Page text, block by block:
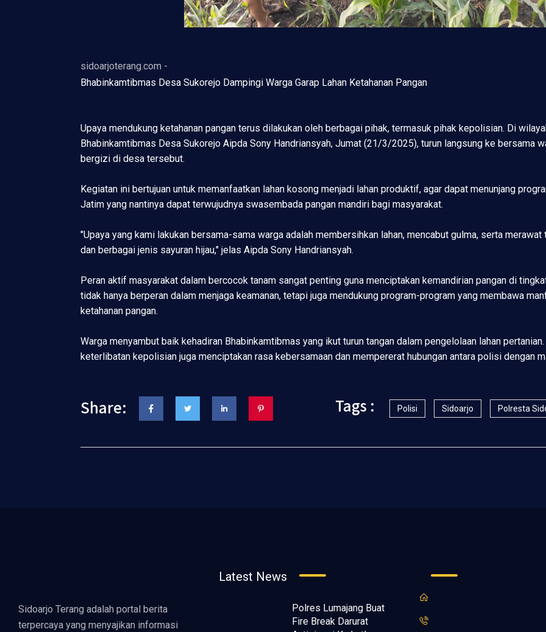
sidoarjoterang.com -
Bhabinkamtibmas Desa Sukorejo Dampingi Warga Garap Lahan Ketahanan Pangan
Upaya mendukung ketahanan pangan terus dilakukan oleh berbagai pihak, termasuk pihak kepolisian. Di
Bhabinkamtibmas Desa Sukorejo Aipda Sony Handriansyah, Jumat (21/3/2025), turun langsung ke bersama
bergizi di desa tersebut.
Kegiatan ini bertujuan untuk memanfaatkan lahan kosong menjadi lahan produktif, agar dapat menunjang
Jatim yang nantinya dapat terwujudnya swasembada pangan mandiri bagi masyarakat.
"Upaya yang kami lakukan bersama-sama warga adalah membersihkan lahan, mencabut gulma, serta
dan berbagai jenis sayuran hijau," jelas Aipda Sony Handriansyah.
Peran aktif masyarakat dalam bercocok tanam sangat penting guna menciptakan kemandirian pangan di
tidak hanya berperan dalam menjaga keamanan, tetapi juga mendukung program-program yang membawa
ketahanan pangan.
Warga menyambut baik kehadiran Bhabinkamtibmas yang ikut turun tangan dalam pengelolaan lahan
keterlibatan kepolisian juga menciptakan rasa kebersamaan dan mempererat hubungan antara polisi dengan
Share: Tags : Polisi Sidoarjo Polresta
Sidoarjo Terang adalah portal berita
terpercaya yang menyajikan informasi
Latest News
Polres Lumajang Buat
Fire Break Darurat